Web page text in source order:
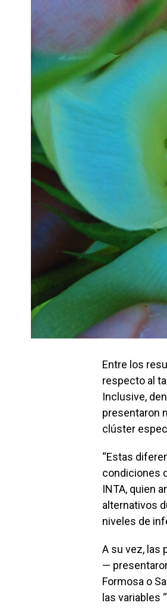
Entre los
respecto al
Inclusive,
presentaron
clúster
“Estas
condiciones
INTA, quien
alternativos
niveles de
A su vez, las
—
Formosa o
las variables